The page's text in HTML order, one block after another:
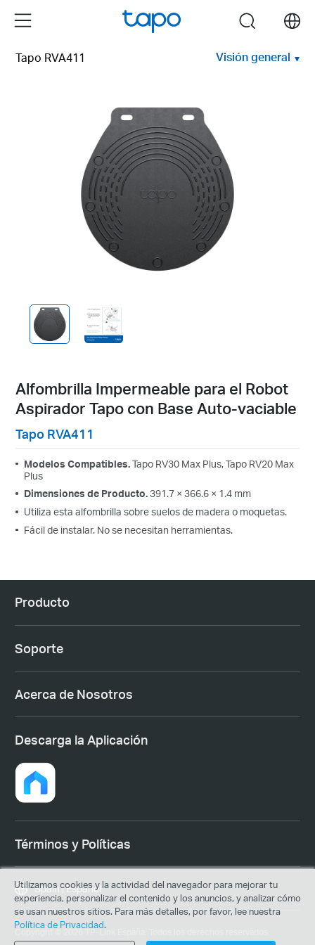
Menu search
Tapo RVA411 Visión general
Alfombrilla Impermeable para el Robot
Aspirador Tapo con Base Auto-vaciable
Tapo RVA411
Modelos Compatibles.Tapo RV30 Max Plus, Tapo RV20 Max
Plus
Dimensiones de Producto.391.7 × 366.6 × 1.4 mm
Utiliza esta alfombrilla sobre suelos de madera o moquetas.
Fácil de instalar. No se necesitan herramientas.
Producto
Soporte
Acerca de Nosotros
Descarga la Aplicación
Términos y Políticas
Copyright © 2026 TP-Link España. Todos los derechos reservados.
Spain | Español
Utilizamos cookies y la actividad del navegador para mejorar tu
experiencia, personalizar el contenido y los anuncios, y analizar cómo
se usan nuestros sitios. Para más detalles, por favor, lee nuestra
Política de Privacidad.